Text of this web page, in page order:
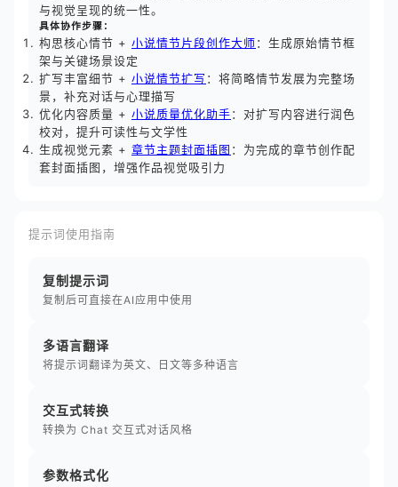
与视觉呈现的统一性。
具体协作步骤：
构思核心情节 + 小说情节片段创作大师：生成原始情节框
架与关键场景设定
扩写丰富细节 + 小说情节扩写 ：将简略情节发展为完整场
景，补充对话与心理描写
优化内容质量 + 小说质量优化助手：对扩写内容进行润色
校对，提升可读性与文学性
生成视觉元素 + 章节主题封面插图 ：为完成的章节创作配
套封面插图，增强作品视觉吸引力
提示词使用指南
复制提示词
复制后可直接在AI应用中使用
多语言翻译
将提示词翻译为英文、日文等多种语言
交互式转换
转换为 Chat 交互式对话风格
参数格式化